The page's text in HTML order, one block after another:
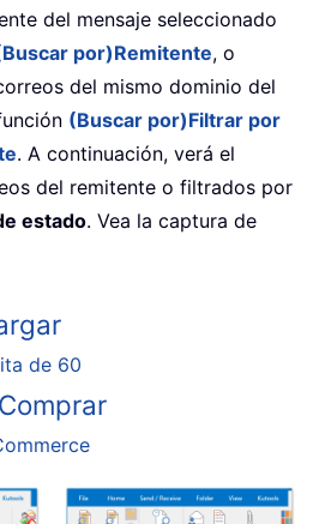
del mensaje seleccionado
por)Remitente, o
del mismo dominio del
(Buscar por)Filtrar por
. A continuación, verá el
del remitente o filtrados por
estado. Vea la captura de
de 60
Comprar